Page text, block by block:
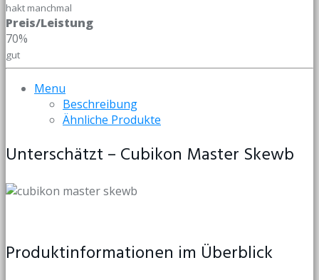
hakt manchmal
Preis/Leistung
70%
gut
Menu
Beschreibung
Ähnliche Produkte
Unterschätzt – Cubikon Master Skewb
Produktinformationen im Überblick